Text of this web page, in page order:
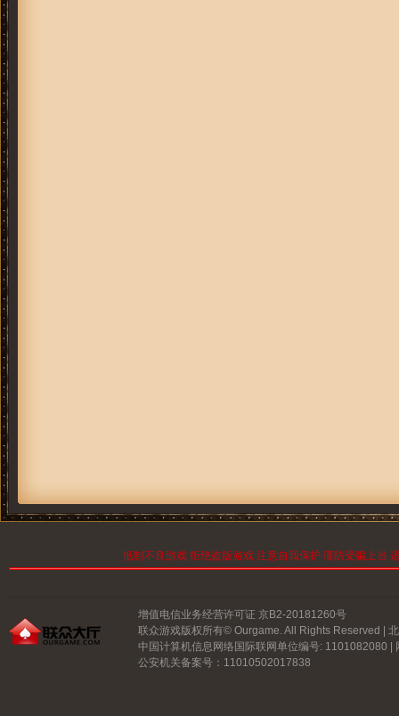
抵制不良游戏 拒绝盗版游戏 注意自我保护 谨防受骗上当
增值电信业务经营许可证 京B2-20181260号
联众游戏版权所有© Ourgame. All Rights Reserved |
中国计算机信息网络国际联网单位编号: 1101082080
公安机关备案号：11010502017838